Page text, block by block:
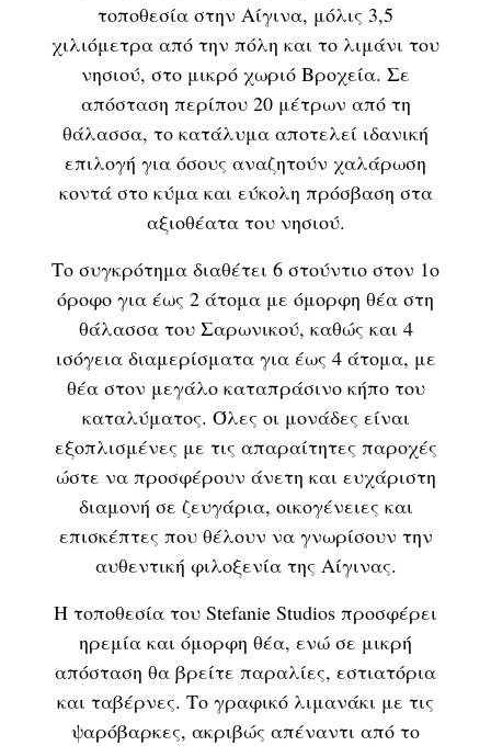
τοποθεσία στην Αίγινα, μόλις 3,5
χιλιόμετρα από την πόλη και το λιμάνι του
νησιού, στο μικρό χωριό Βροχεία. Σε
απόσταση περίπου 20 μέτρων από τη
θάλασσα, το κατάλυμα αποτελεί ιδανική
επιλογή για όσους αναζητούν χαλάρωση
κοντά στο κύμα και εύκολη πρόσβαση στα
αξιοθέατα του νησιού.
Το συγκρότημα διαθέτει 6 στούντιο στον 1ο
όροφο για έως 2 άτομα με όμορφη θέα στη
θάλασσα του Σαρωνικού, καθώς και 4
ισόγεια διαμερίσματα για έως 4 άτομα, με
θέα στον μεγάλο καταπράσινο κήπο του
καταλύματος. Όλες οι μονάδες είναι
εξοπλισμένες με τις απαραίτητες παροχές
ώστε να προσφέρουν άνετη και ευχάριστη
διαμονή σε ζευγάρια, οικογένειες και
επισκέπτες που θέλουν να γνωρίσουν την
αυθεντική φιλοξενία της Αίγινας.
Η τοποθεσία του Stefanie Studios προσφέρει
ηρεμία και όμορφη θέα, ενώ σε μικρή
απόσταση θα βρείτε παραλίες, εστιατόρια
και ταβέρνες. Το γραφικό λιμανάκι με τις
ψαρόβαρκες, ακριβώς απέναντι από το